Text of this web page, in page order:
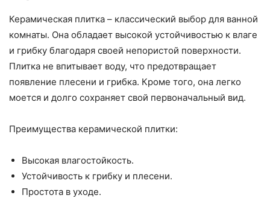
Керамическая плитка – классический выбор для ванной
комнаты. Она обладает высокой устойчивостью к влаге
и грибку благодаря своей непористой поверхности.
Плитка не впитывает воду, что предотвращает
появление плесени и грибка. Кроме того, она легко
моется и долго сохраняет свой первоначальный вид.
Преимущества керамической плитки:
Высокая влагостойкость.
Устойчивость к грибку и плесени.
Простота в уходе.